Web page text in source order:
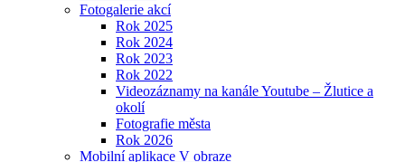
Fotogalerie akcí
Rok 2025
Rok 2024
Rok 2023
Rok 2022
Videozáznamy na kanále Youtube – Žlutice a
okolí
Fotografie města
Rok 2026
Mobilní aplikace V obraze